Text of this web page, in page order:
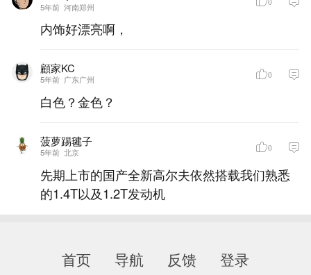
5年前 河南郑州
内饰好漂亮啊，
顧家KC
5年前 广东广州 0
白色？金色？
菠萝踢毽子
5年前 北京 0
先期上市的国产全新高尔夫依然搭载我们熟悉
的1.4T以及1.2T发动机
首页 导航 反馈 登录